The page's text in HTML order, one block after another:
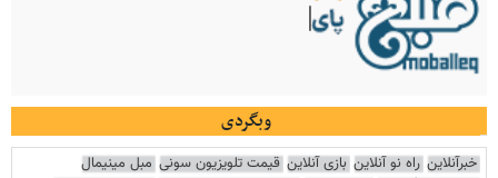
وبگردی
خبرآنلاین راه نو آنلاین بازی آنلاین قیمت تلویزیون سونی مبل مینیمال